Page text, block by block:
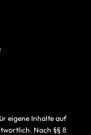
eigene Inhalte auf
Nach §§ 8